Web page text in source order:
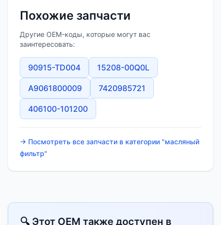
Похожие запчасти
Другие OEM-коды, которые могут вас
заинтересовать:
90915-TD004 15208-00Q0L
A9061800009 7420985721
406100-101200
→ Посмотреть все запчасти в категории "масляный
фильтр"
🔍 Этот OEM также доступен в